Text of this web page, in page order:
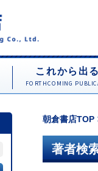
これから出
FORTHCOMING
朝倉書店TOP
著者検